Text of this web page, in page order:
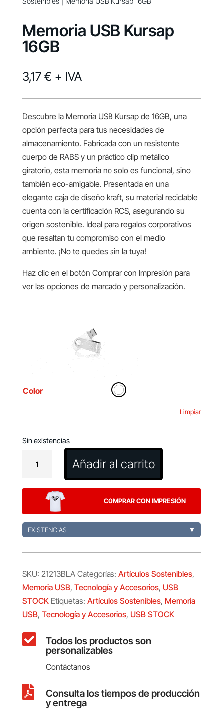
Memoria USB Kursap
16GB
3,17 € + IVA
Descubre la Memoria USB Kursap de 16GB, una
opción perfecta para tus necesidades de
almacenamiento. Fabricada con un resistente
cuerpo de RABS y un práctico clip metálico
giratorio, esta memoria no solo es funcional, sino
también eco-amigable. Presentada en una
elegante caja de diseño kraft, su material reciclable
cuenta con la certificación RCS, asegurando su
origen sostenible. Ideal para regalos corporativos
que resaltan tu compromiso con el medio
ambiente. ¡No te quedes sin la tuya!
Haz clic en el botón Comprar con Impresión para
ver las opciones de marcado y personalización.
Color
Limpiar
Sin existencias
cantidad
Añadir al carrito
COMPRAR CON IMPRESIÓN
EXISTENCIAS ▼
SKU: 21213BLA Categorías: Artículos Sostenibles,
Memoria USB, Tecnología y Accesorios, USB
STOCK Etiquetas: Artículos Sostenibles, Memoria
USB, Tecnología y Accesorios, USB STOCK
 Todos los productos son
personalizables
Contáctanos
 Consulta los tiempos de producción
y entrega